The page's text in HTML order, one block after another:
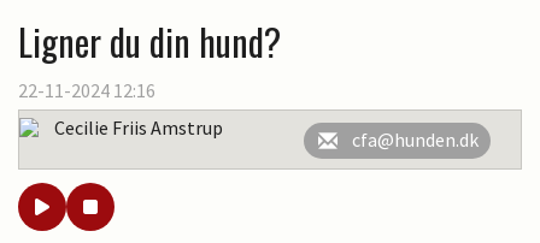
Ligner du din hund?
22-11-2024 12:16
Cecilie Friis Amstrup
cfa@hunden.dk